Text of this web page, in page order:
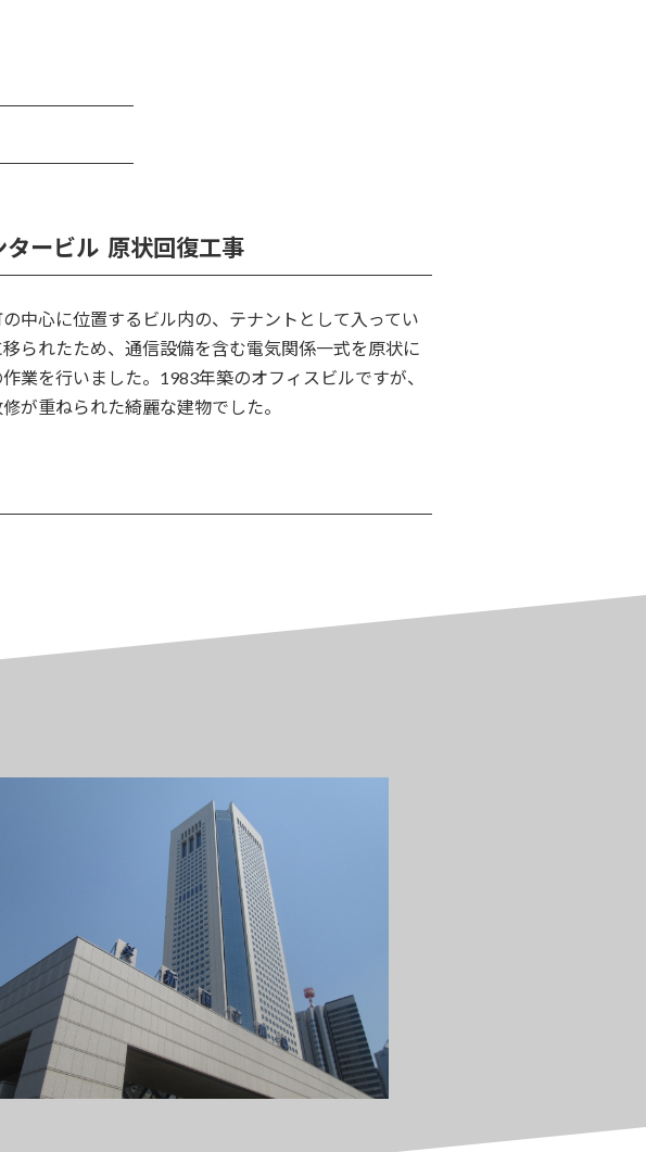
タービル 原状回復工事
中心に位置するビル内の、テナントとして入ってい
られたため、通信設備を含む電気関係一式を原状に
業を行いました。1983年築のオフィスビルですが、
が重ねられた綺麗な建物でした。